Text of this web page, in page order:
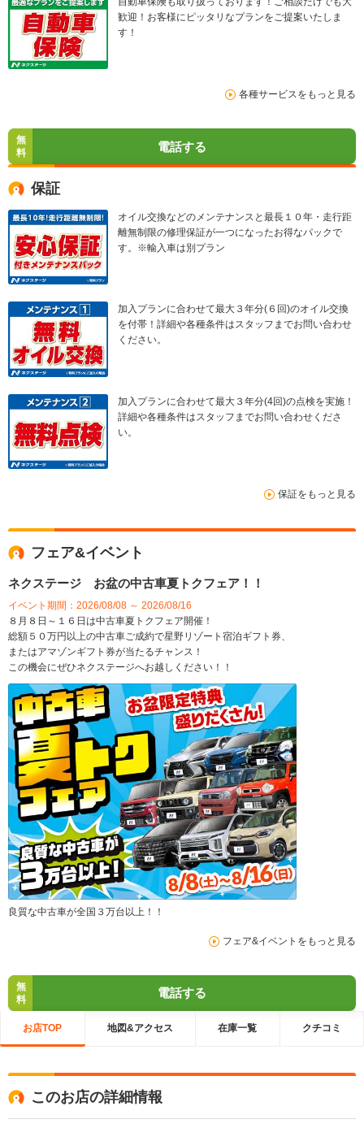
歓迎！お客様にピッタリなプランをご提案いたしま
す！
各種サービスをもっと見る
無
料
電話する
保証
オイル交換などのメンテナンスと最長１０年・走行距
離無制限の修理保証が一つになったお得なパックで
す。※輸入車は別プラン
加入プランに合わせて最大３年分(６回)のオイル交換
を付帯！詳細や各種条件はスタッフまでお問い合わせ
ください。
加入プランに合わせて最大３年分(4回)の点検を実施！
詳細や各種条件はスタッフまでお問い合わせくださ
い。
保証をもっと見る
フェア&イベント
ネクステージ お盆の中古車夏トクフェア！！
イベント期間：2026/08/08 ～ 2026/08/16
８月８日～１６日は中古車夏トクフェア開催！
総額５０万円以上の中古車ご成約で星野リゾート宿泊ギフト券、
またはアマゾンギフト券が当たるチャンス！
この機会にぜひネクステージへお越しください！！
良質な中古車が全国３万台以上！！
フェア&イベントをもっと見る
無
料
電話する
お店TOP 地図&アクセス 在庫一覧 クチコミ
このお店の詳細情報